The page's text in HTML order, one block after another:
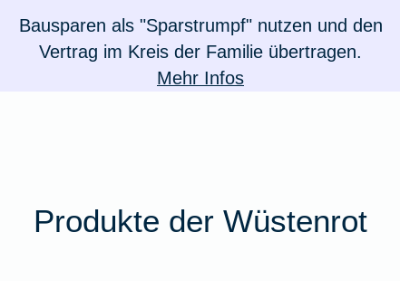
Bausparen als "Sparstrumpf" nutzen und den
Vertrag im Kreis der Familie übertragen.
Mehr Infos
Produkte der Wüstenrot